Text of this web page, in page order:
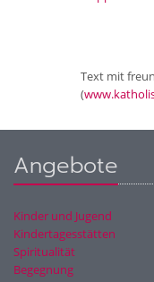
Text mit
(
Angebote
Kinder und Jugend
Kindertagesstätten
Spiritualität
Begegnung